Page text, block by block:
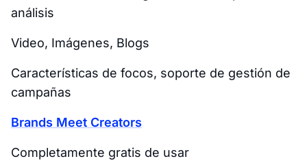
análisis
Video, Imágenes, Blogs
Características de focos, soporte de gestión de
campañas
Brands Meet Creators
Completamente gratis de usar